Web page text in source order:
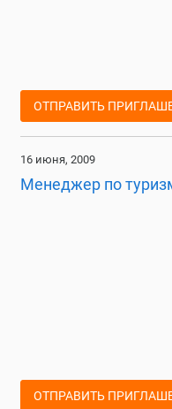
ОТПРАВИТЬ
16 июня, 2009
Менеджер по
ОТПРАВИТЬ